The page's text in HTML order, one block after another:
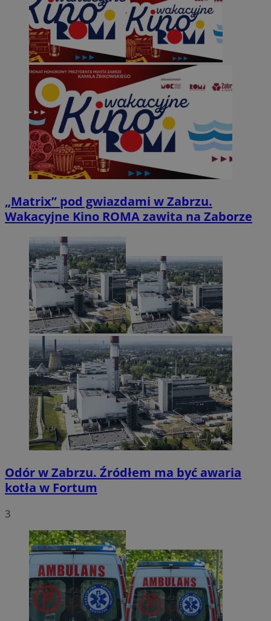
„Matrix” pod gwiazdami w Zabrzu.
Wakacyjne Kino ROMA zawita na Zaborze
Odór w Zabrzu. Źródłem ma być awaria
kotła w Fortum
3